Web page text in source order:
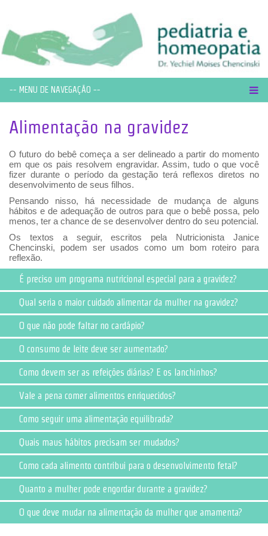
-- MENU DE NAVEGAÇÃO --
Alimentação na gravidez
O futuro do bebê começa a ser delineado a partir do momento
em que os pais resolvem engravidar. Assim, tudo o que você
fizer durante o período da gestação terá reflexos diretos no
desenvolvimento de seus filhos.
Pensando nisso, há necessidade de mudança de alguns
hábitos e de adequação de outros para que o bebê possa, pelo
menos, ter a chance de se desenvolver dentro do seu potencial.
Os textos a seguir, escritos pela Nutricionista Janice
Chencinski, podem ser usados como um bom roteiro para
reflexão.
É preciso um programa nutricional especial para a gravidez?
Qual seria o maior cuidado alimentar da mulher na gravidez?
O que não pode faltar no cardápio?
O consumo de leite deve ser aumentado?
Como devem ser as refeições diárias? E os lanchinhos?
Vale a pena comer alimentos enriquecidos?
Como seguir uma alimentação equilibrada?
Quais maus hábitos precisam ser mudados?
Como cada alimento contribui para o desenvolvimento fetal?
Quanto a mulher pode engordar durante a gravidez?
O que deve mudar na alimentação da mulher que amamenta?